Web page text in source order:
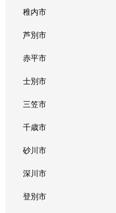
北３９条東
北３９条東
北４０条東
北４０条東
北４１条東
北４２条東
北４３条東
北４３条東
北４６条東
稚内市
芦別市
赤平市
士別市
三笠市
千歳市
砂川市
深川市
登別市